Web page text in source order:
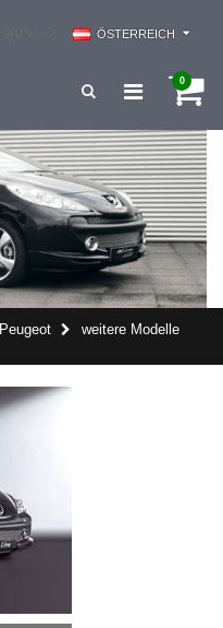
ÖSTERREICH
0
Peugeot
weitere Modelle